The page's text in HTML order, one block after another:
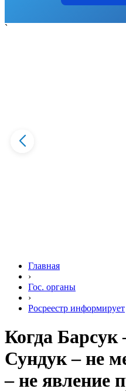
`
Главная
›
Гос. органы
›
Росреестр информирует
Когда Барсук
Сундук – не
– не явление